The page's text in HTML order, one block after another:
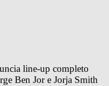
line-up completo
Ben Jor e Jorja Smith